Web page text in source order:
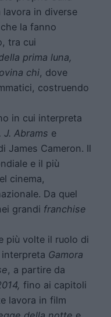
lavora in diverse
la fanno
tra cui
prima luna,
chi, dove
costruendo
in cui interpreta
J. Abrams e
James Cameron. Il
e il più
cinema,
Da quel
grandi franchise
più volte il ruolo di
Gamora
, a partire da
fino ai capitoli
lavora in film